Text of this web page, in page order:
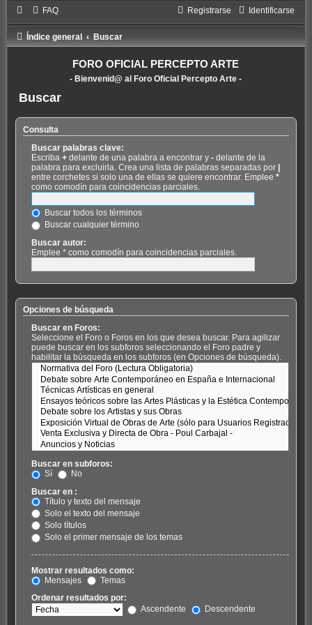
FAQ Identificarse
Registrarse
Índice general Buscar
FORO OFICIAL PERCEPTO ARTE
- Bienvenid@ al Foro Oficial Percepto Arte -
Buscar
Consulta
Buscar palabras clave:
Escriba +delante de una palabra a encontrar y -delante de la
palabra para excluirla. Crea una lista de palabras separadas por
entre corchetes si solo una de ellas se quiere encontrar. Emplee *
como comodín para coincidencias parciales.
Buscar todos los términos
Buscar cualquier término
Buscar autor:
Emplee * como comodín para coincidencias parciales.
Opciones de búsqueda
Buscar en Foros:
Seleccione el Foro o Foros en los que desea buscar. Para agilizar
puede buscar en los subforos seleccionando el Foro padre y
habilitar la búsqueda en los subforos (en Opciones de búsqueda).
Buscar en subforos:
Sí
No
Buscar en :
Título y texto del mensaje
Solo el texto del mensaje
Solo títulos
Solo el primer mensaje de los temas
Mostrar resultados como:
Mensajes
Temas
Ordenar resultados por:
Ascendente
Descendente